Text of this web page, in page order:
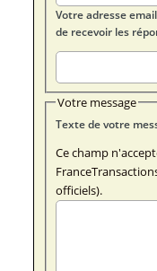
Votre adresse
de recevoir les
Votre message
Ce champ
officiels).